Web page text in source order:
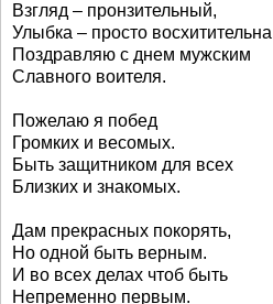
Взгляд – пронзительный,
Улыбка – просто
Поздравляю с днем мужским
Славного воителя.
Пожелаю я побед
Громких и весомых.
Быть защитником для всех
Близких и знакомых.
Дам прекрасных покорять,
Но одной быть верным.
И во всех делах чтоб быть
Непременно первым.